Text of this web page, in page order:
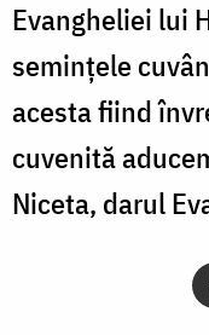
Evangheliei lui
seminţele
acesta fiind
cuvenită
Niceta, darul